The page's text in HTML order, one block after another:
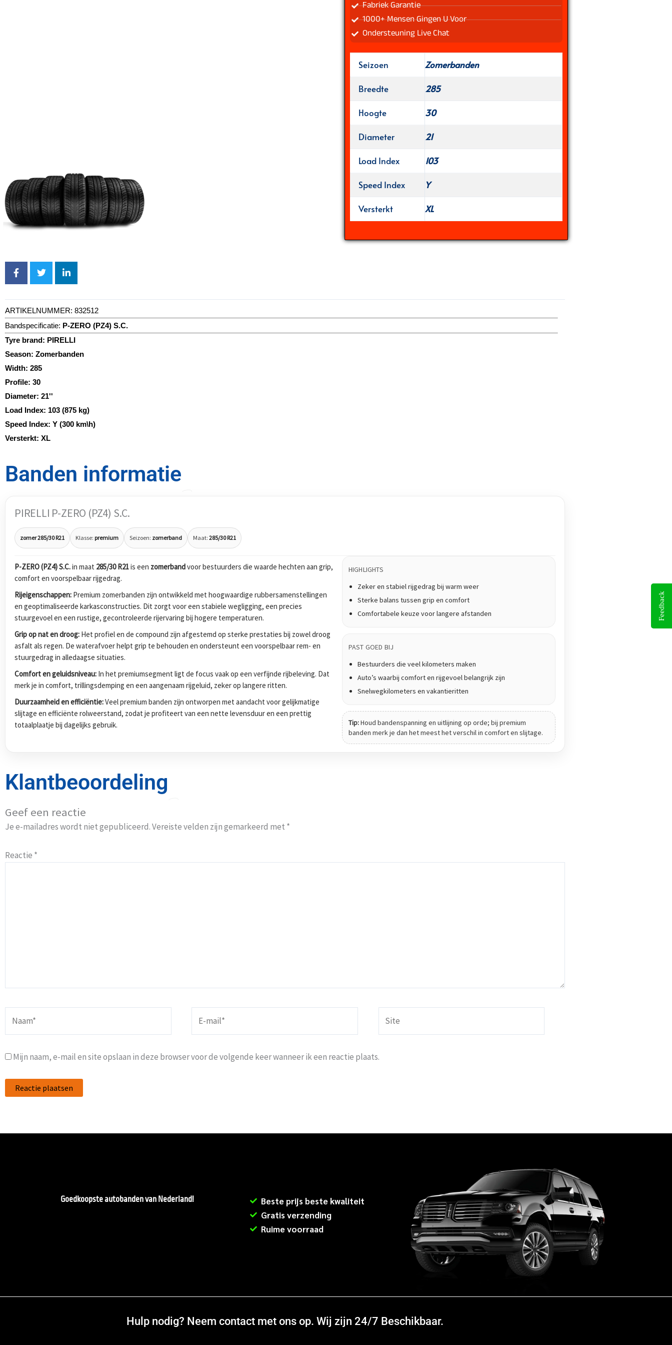
Fabriek Garantie
1000+ Mensen Gingen U Voor
Ondersteuning Live Chat
Seizoen
Zomerbanden
Breedte
285
Hoogte
30
Diameter
21
Load Index
103
Speed Index
Y
Versterkt
XL
ARTIKELNUMMER: 832512
Bandspecificatie: P-ZERO (PZ4) S.C.
Tyre brand: PIRELLI
Season: Zomerbanden
Width: 285
Profile: 30
Diameter: 21''
Load Index: 103 (875 kg)
Speed Index: Y (300 km\h)
Versterkt: XL
Banden informatie
PIRELLI P-ZERO (PZ4) S.C.
zomer 285/30 R21 Klasse: premium Seizoen: zomerband Maat: 285/30 R21
P-ZERO (PZ4) S.C.in maat 285/30 R21is een zomerbandvoor bestuurders die waarde hechten aan grip,
comfort en voorspelbaar rijgedrag.
Rijeigenschappen: Premium zomerbanden zijn ontwikkeld met hoogwaardige rubbersamenstellingen
en geoptimaliseerde karkasconstructies. Dit zorgt voor een stabiele wegligging, een precies
stuurgevoel en een rustige, gecontroleerde rijervaring bij hogere temperaturen.
Grip op nat en droog: Het profiel en de compound zijn afgestemd op sterke prestaties bij zowel droog
asfalt als regen. De waterafvoer helpt grip te behouden en ondersteunt een voorspelbaar rem- en
stuurgedrag in alledaagse situaties.
Comfort en geluidsniveau: In het premiumsegment ligt de focus vaak op een verfijnde rijbeleving. Dat
merk je in comfort, trillingsdemping en een aangenaam rijgeluid, zeker op langere ritten.
Duurzaamheid en efficiëntie:Veel premium banden zijn ontworpen met aandacht voor gelijkmatige
slijtage en efficiënte rolweerstand, zodat je profiteert van een nette levensduur en een prettig
totaalplaatje bij dagelijks gebruik.
HIGHLIGHTS
Zeker en stabiel rijgedrag bij warm weer
Sterke balans tussen grip en comfort
Comfortabele keuze voor langere afstanden
PAST GOED BIJ
Bestuurders die veel kilometers maken
Auto’s waarbij comfort en rijgevoel belangrijk zijn
Snelwegkilometers en vakantieritten
Tip:Houd bandenspanning en uitlijning op orde; bij premium
banden merk je dan het meest het verschil in comfort en slijtage.
Klantbeoordeling
Geef een reactie
Je e-mailadres wordt niet gepubliceerd.Vereiste velden zijn gemarkeerd met *
Reactie *
mail*
Mijn naam, e-mail en site opslaan in deze browser voor de volgende keer wanneer ik een reactie plaats.
Goedkoopste autobanden van Nederland!
Beste prijs beste kwaliteit
Gratis verzending
Ruime voorraad
Hulp nodig? Neem contact met ons op. Wij zijn 24/7 Beschikbaar.
Feedback